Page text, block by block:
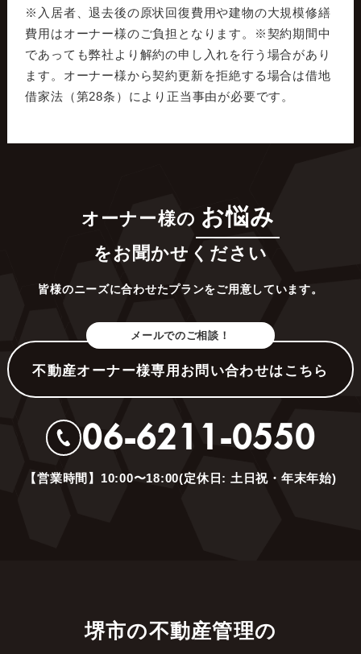
※入居者、退去後の原状回復費用や建物の大規模修繕
費用はオーナー様のご負担となります。※契約期間中
であっても弊社より解約の申し入れを行う場合があり
ます。オーナー様から契約更新を拒絶する場合は借地
借家法（第28条）により正当事由が必要です。
オーナー様の お悩み
をお聞かせください
皆様のニーズに合わせたプランをご用意しています。
メールでのご相談！
不動産オーナー様専用お問い合わせはこちら
06-6211-0550
【営業時間】10:00〜18:00(定休日: 土日祝・年末年始)
堺市の不動産管理の